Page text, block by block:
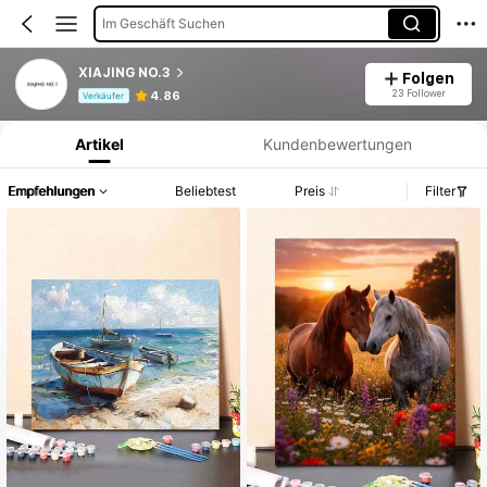
Im Geschäft Suchen
XIAJING NO.3
Verkäufer 4.86
Folgen
23 Follower
Produktinformation: Preisangabe, Verkaufs- und Lagerbestandsdetails.
Artikel Kundenbewertungen
Empfehlungen Beliebtest Preis Filter